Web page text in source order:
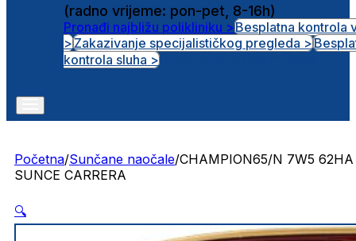
(radno vrijeme: pon-pet, 8-16h)
Pronađi najbližu polikliniku >Besplatna kontrola
>Zakazivanje specijalističkog pregleda >
kontrola sluha >
Početna/Sunčane naočale/CHAMPION65/N 7W5 62HA
SUNCE CARRERA
🔍